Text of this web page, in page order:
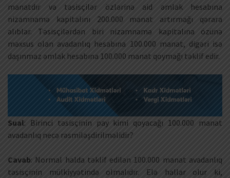
manatdır və təsisçilər özlərinə aid əmlak hesabına
nizamnamə kapitalını 200.000 manat artırmağı qərara
alıblar. Təsisçilərdən biri nizamnamə kapitalına özünə
məxsus olan avadanlıq hesabına 100.000 manat, digəri isə
daşınmaz əmlak hesabına 100.000 manat qoymağı təklif edir.
Sual: Birinci təsisçinin pay kimi qoyacağı 100.000 manat
avadanlıq necə rəsmiləşdirilməlidir?
Cavab: Normal halda təklif edilən 100.000 manat avadanlıq
təsisçinin mülkiyyətində olmalıdır. Elə hallar olur ki,